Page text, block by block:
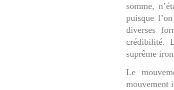
somme,
puisque
diverses
crédibilité.
suprême
Le
mouvement